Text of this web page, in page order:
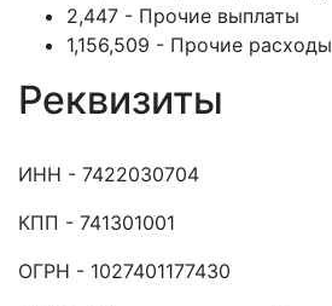
2,447 - Прочие выплаты
1,156,509 - Прочие расходы
Реквизиты
ИНН - 7422030704
КПП - 741301001
ОГРН - 1027401177430